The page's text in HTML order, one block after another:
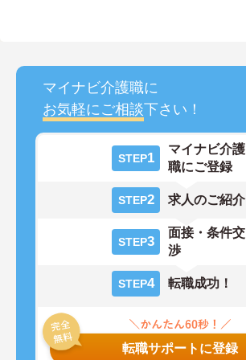
マイナビ介護職に
お気軽にご相談下さい！
STEP1
マイナビ介護
職にご登録
STEP2 求人のご紹介
STEP3
面接・条件交
渉
STEP4 転職成功！
転職サポートに登録